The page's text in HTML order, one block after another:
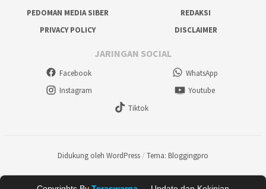
PEDOMAN MEDIA SIBER
REDAKSI
PRIVACY POLICY
DISCLAIMER
JARINGAN SOCIAL
Facebook
WhatsApp
Instagram
Youtube
Tiktok
Didukung oleh WordPress / Tema: Bloggingpro